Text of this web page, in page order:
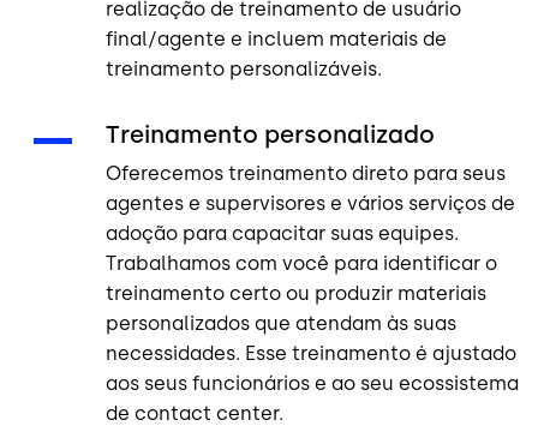
realização de treinamento de usuário
final/agente e incluem materiais de
treinamento personalizáveis.
Treinamento personalizado
Oferecemos treinamento direto para seus
agentes e supervisores e vários serviços de
adoção para capacitar suas equipes.
Trabalhamos com você para identificar o
treinamento certo ou produzir materiais
personalizados que atendam às suas
necessidades. Esse treinamento é ajustado
aos seus funcionários e ao seu ecossistema
de contact center.